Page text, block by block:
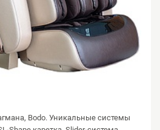
Bodo. Уникальные системы